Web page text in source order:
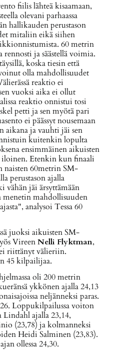
fiilis lähteä kisaamaan,
olevani parhaassa
hallikauden perustason
mitaliin eikä siihen
60 metrin
rennosti ja säästellä voimia.
koska tiesin että
olla mahdollisuudet
reaktio ei
vuoksi aika ei ollut
reaktio onnistui tosi
petti ja sen myötä pari
ei päässyt nousemaan
aikana ja vauhti jäi sen
kuitenkin lopulta
ensimmäinen aikuisten
Etenkin kun finaali
60metrin SM-
perustason ajalla
vähän jäi ärsyttämään
mahdollisuuden
analysoi Tessa 60
juoksi aikuisten SM-
VireenNelli Flyktman,
riittänyt välieriin.
45 kilpailijaa.
oli 200 metrin
ykkönen ajalla 24,13
neljänneksi paras.
Loppukilpailussa voiton
ajalla 23,14,
(23,78) ja kolmanneksi
Heidi Salminen (23,83).
ollessa 24,30.